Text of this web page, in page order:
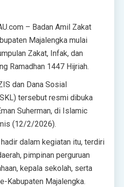
– Badan Amil Zakat
Majalengka mulai
Zakat, Infak, dan
Ramadhan 1447 Hijriah.
dan Dana Sosial
tersebut resmi dibuka
Suherman, di Islamic
(12/2/2026).‎‎
dalam kegiatan itu, terdiri
pimpinan perguruan
kepala sekolah, serta
Kabupaten Majalengka.‎‎